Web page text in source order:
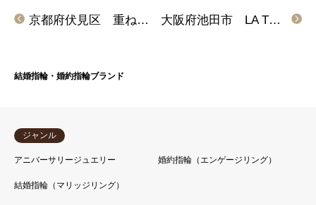
大阪府池田市 LA TERRE（ラテール）の結婚指輪をご成約頂きました
京都府伏見区 重ね着けのデザインが大好評「RosettE、RosettELife」の婚約指輪、結婚指輪をご成約頂きました
結婚指輪・婚約指輪ブランド
ジャンル
アニバーサリージュエリー 婚約指輪（エンゲージリング）
結婚指輪（マリッジリング）